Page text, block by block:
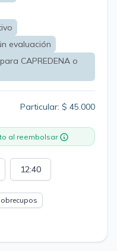
evaluación
CAPREDENA o
Particular: $ 45.000
al reembolsar
12:40